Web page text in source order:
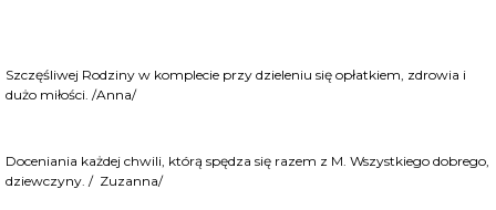
Szczęśliwej Rodziny w komplecie przy dzieleniu się opłatkiem, zdrowia i
dużo miłości. /Anna/
Doceniania każdej chwili, którą spędza się razem z M. Wszystkiego dobrego,
dziewczyny. / Zuzanna/